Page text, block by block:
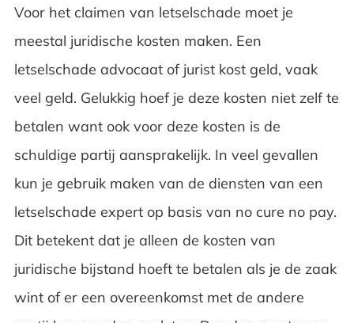
Voor het claimen van letselschade moet je
meestal juridische kosten maken. Een
letselschade advocaat of jurist kost geld, vaak
veel geld. Gelukkig hoef je deze kosten niet zelf te
betalen want ook voor deze kosten is de
schuldige partij aansprakelijk. In veel gevallen
kun je gebruik maken van de diensten van een
letselschade expert op basis van no cure no pay.
Dit betekent dat je alleen de kosten van
juridische bijstand hoeft te betalen als je de zaak
wint of er een overeenkomst met de andere